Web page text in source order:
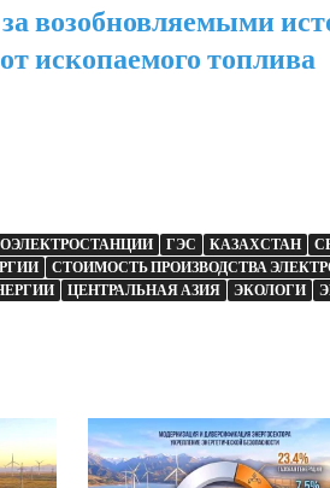
возобновляемыми
ископаемого топлива
ГЭС КАЗАХСТАН
СТОИМОСТЬ ПРОИЗВОДСТВА
ЦЕНТРАЛЬНАЯ АЗИЯ ЭКОЛОГИ